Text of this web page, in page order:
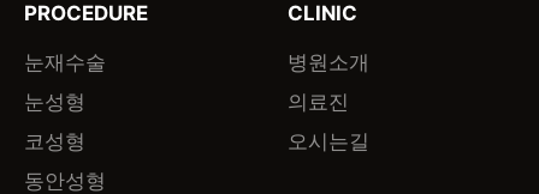
PROCEDURE
눈재수술
눈성형
코성형
동안성형
CLINIC
병원소개
의료진
오시는길